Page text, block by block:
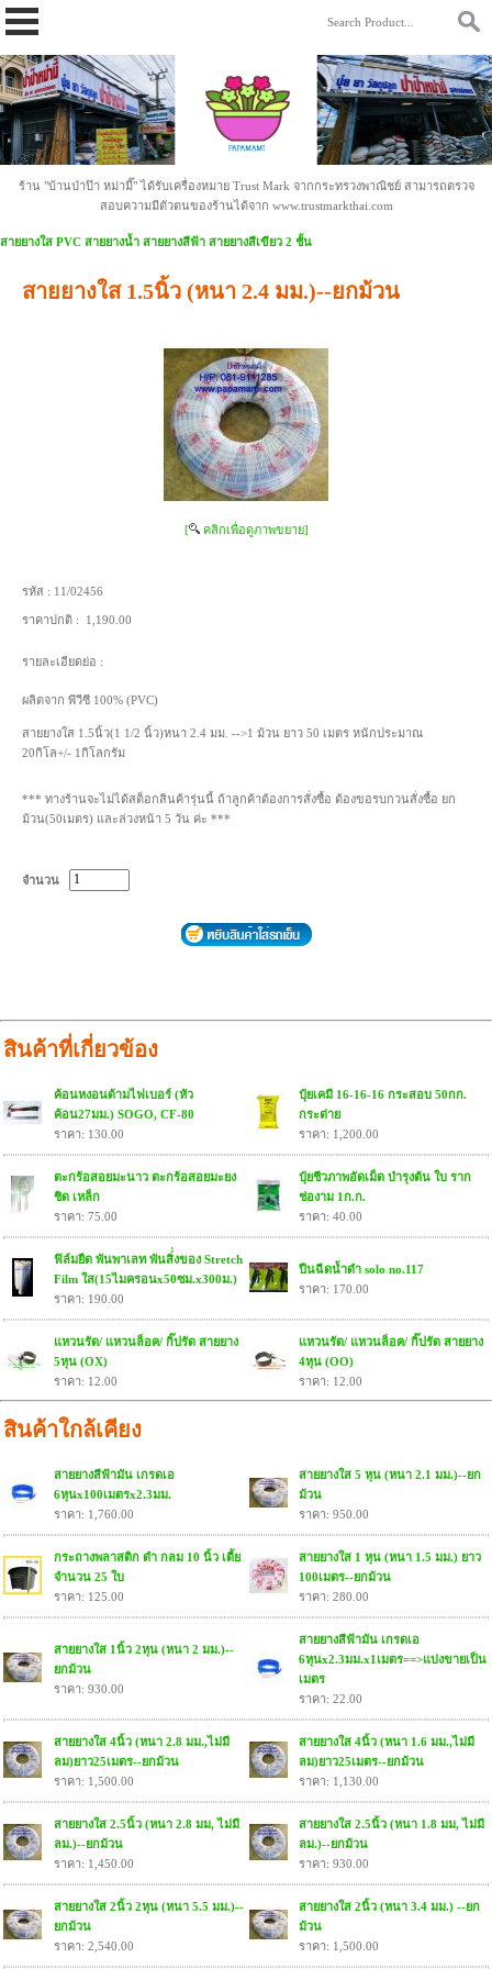
ร้าน "บ้านป่าป๊า หม่ามี๊" ได้รับเครื่องหมาย Trust Mark จากกระทรวงพาณิชย์ สามารถตรวจ
สอบความมีตัวตนของร้านได้จาก www.trustmarkthai.com
สายยางใส PVC สายยางน้ำ สายยางสีฟ้า สายยางสีเขียว 2 ชั้น
สายยางใส 1.5นิ้ว (หนา 2.4 มม.)--ยกม้วน
[ คลิกเพื่อดูภาพขยาย]
รหัส : 11/02456
ราคาปกติ : 1,190.00
รายละเอียดย่อ :
ผลิตจาก พีวีซี 100% (PVC)
สายยางใส 1.5นิ้ว(1 1/2 นิ้ว)หนา 2.4 มม. -->1 ม้วน ยาว 50 เมตร หนักประมาณ
20กิโล+/- 1กิโลกรัม
*** ทางร้านจะไม่ได้สต็อกสินค้ารุ่นนี้ ถ้าลูกค้าต้องการสั่งซื้อ ต้องขอรบกวนสั่งซื้อ ยก
ม้วน(50เมตร) และล่วงหน้า 5 วัน ค่ะ ***
จำนวน
สินค้าที่เกี่ยวข้อง
ค้อนหงอนด้ามไฟเบอร์ (หัว
ค้อน27มม.) SOGO, CF-80
ราคา: 130.00
ปุ๋ยเคมี 16-16-16 กระสอบ 50กก.
กระต่าย
ราคา: 1,200.00
ตะกร้อสอยมะนาว ตะกร้อสอยมะยง
ชิด เหล็ก
ราคา: 75.00
ปุ๋ยชีวภาพอัดเม็ด บำรุงต้น ใบ ราก
ช่องาม 1ก.ก.
ราคา: 40.00
ฟิล์มยืด พันพาเลท พันสิ่่งของ Stretch
Film ใส(15ไมครอนx50ซม.x300ม.)
ราคา: 190.00
ปืนฉีดน้ำดำ solo no.117
ราคา: 170.00
แหวนรัด/ แหวนล็อค/ กิ๊ปรัด สายยาง
5หุน (OX)
ราคา: 12.00
แหวนรัด/ แหวนล็อค/ กิ๊ปรัด สายยาง
4หุน (OO)
ราคา: 12.00
สินค้าใกล้เคียง
สายยางสีฟ้ามัน เกรดเอ
6หุนx100เมตรx2.3มม.
ราคา: 1,760.00
สายยางใส 5 หุน (หนา 2.1 มม.)--ยก
ม้วน
ราคา: 950.00
กระถางพลาสติก ดำ กลม 10 นิ้ว เตี้ย
จำนวน 25 ใบ
ราคา: 125.00
สายยางใส 1 หุน (หนา 1.5 มม.) ยาว
100เมตร--ยกม้วน
ราคา: 280.00
สายยางใส 1นิ้ว 2หุน (หนา 2 มม.)--
ยกม้วน
ราคา: 930.00
สายยางสีฟ้ามัน เกรดเอ
6หุนx2.3มม.x1เมตร==>แบ่งขายเป็น
เมตร
ราคา: 22.00
สายยางใส 4นิ้ว (หนา 2.8 มม.,ไม่มี
ลม)ยาว25เมตร--ยกม้วน
ราคา: 1,500.00
สายยางใส 4นิ้ว (หนา 1.6 มม.,ไม่มี
ลม)ยาว25เมตร--ยกม้วน
ราคา: 1,130.00
สายยางใส 2.5นิ้ว (หนา 2.8 มม, ไม่มี
ลม.)--ยกม้วน
ราคา: 1,450.00
สายยางใส 2.5นิ้ว (หนา 1.8 มม, ไม่มี
ลม.)--ยกม้วน
ราคา: 930.00
สายยางใส 2นิ้ว 2หุน (หนา 5.5 มม.)--
ยกม้วน
ราคา: 2,540.00
สายยางใส 2นิ้ว (หนา 3.4 มม.) --ยก
ม้วน
ราคา: 1,500.00